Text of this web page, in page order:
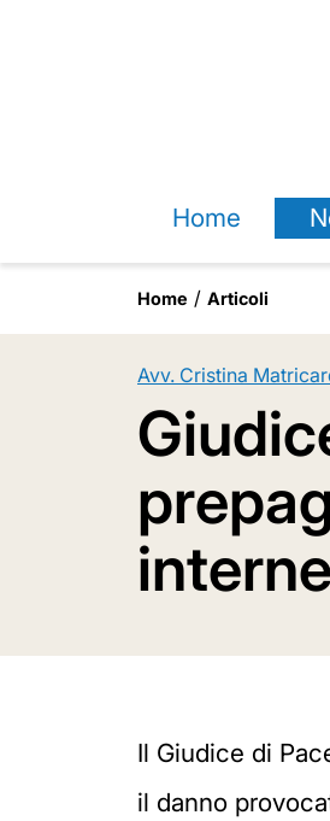
Home
Home Articoli
Avv. Cristina
Il Giudice di
il danno